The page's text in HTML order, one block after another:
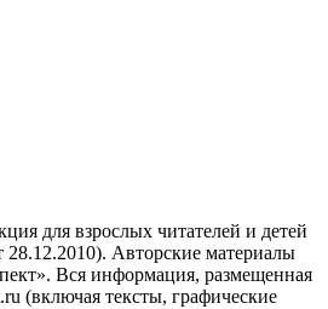
для взрослых читателей и детей
28.12.2010). Авторские материалы
Вся информация, размещенная
(включая тексты, графические